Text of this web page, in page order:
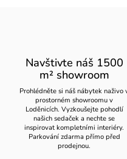
Navštivte náš 1500
m² showroom
Prohlédněte si náš nábytek naživo
prostorném showroomu v
Loděnicích. Vyzkoušejte pohodlí
našich sedaček a nechte se
inspirovat kompletními interiéry.
Parkování zdarma přímo před
prodejnou.